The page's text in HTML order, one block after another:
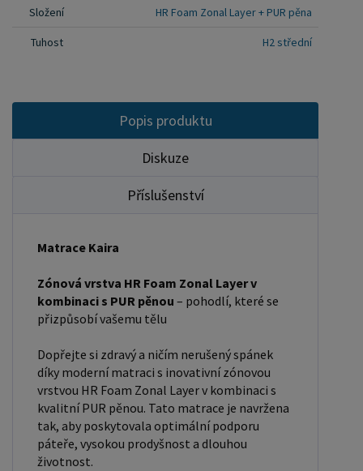
matrace. Odvod vlhkosti pomáhá udržet
noc. Komfort a pružnost bez kompromisů
Matrace se rychle vrací do původního tvaru,
nedeformuje se a dlouhodobě si zachovává své
Složení HR Foam Zonal Layer + PUR pěna
Tuhost H2 střední
Popis produktu
Diskuze
Příslušenství
Matrace Kaira
Zónová vrstva HR Foam Zonal Layer v
kombinaci s PUR pěnou – pohodlí, které se
přizpůsobí vašemu tělu
Dopřejte si zdravý a ničím nerušený spánek
díky moderní matraci s inovativní zónovou
vrstvou HR Foam Zonal Layer v kombinaci s
kvalitní PUR pěnou. Tato matrace je navržena
tak, aby poskytovala optimální podporu
páteře, vysokou prodyšnost a dlouhou
životnost.